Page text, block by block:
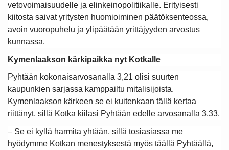
vetovoimaisuudelle ja elinkeinopolitiikalle. Erityisesti
kiitosta saivat yritysten huomioiminen päätöksenteossa,
avoin vuoropuhelu ja ylipäätään yrittäjyyden arvostus
kunnassa.
Kymenlaakson kärkipaikka nyt Kotkalle
Pyhtään kokonaisarvosanalla 3,21 olisi suurten
kaupunkien sarjassa kamppailtu mitalisijoista.
Kymenlaakson kärkeen se ei kuitenkaan tällä kertaa
riittänyt, sillä Kotka kiilasi Pyhtään edelle arvosanalla 3,33.
– Se ei kyllä harmita yhtään, sillä tosiasiassa me
hyödymme Kotkan menestyksestä myös täällä Pyhtäällä,